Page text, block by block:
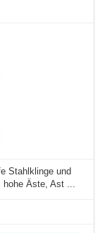
Stahlklinge und
Äste, Ast ...